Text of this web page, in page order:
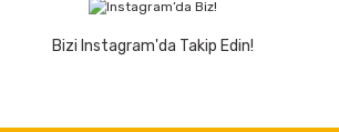
Bizi Instagram'da Takip Edin!